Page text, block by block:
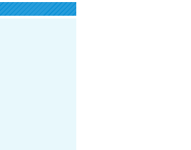
借りるには？3つの判断基